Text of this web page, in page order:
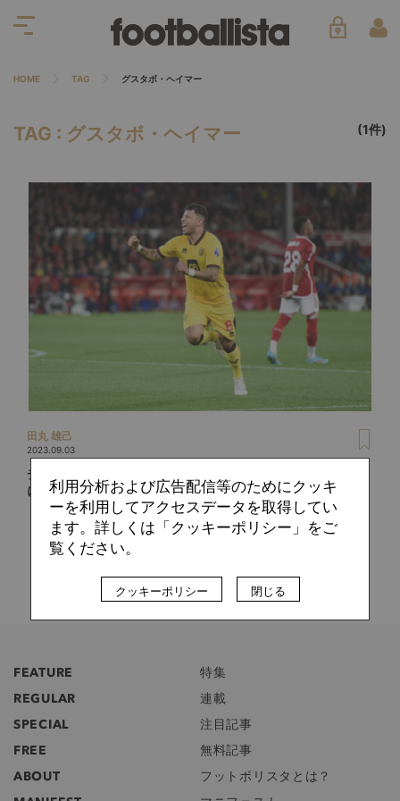
HOME TAG グスタボ・ヘイマー
TAG : グスタボ・ヘイマー (1件)
田丸 雄己
2023.09.03
チャンピオンシップを知る日本人スカウトが選出。23-24夏
に個人昇格した注目のプレミアリーガー3人
FEATURE
特集
REGULAR
連載
SPECIAL
注目記事
FREE
無料記事
ABOUT
フットボリスタとは？
利用分析および広告配信等のためにクッキ
ーを利用してアクセスデータを取得してい
ます。詳しくは「クッキーポリシー」をご
覧ください。
クッキーポリシー 閉じる